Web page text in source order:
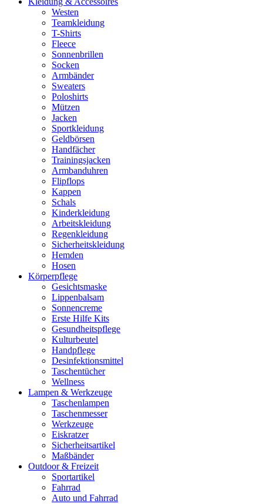
Westen
Teamkleidung
T-Shirts
Fleece
Sonnenbrillen
Socken
Armbänder
Sweaters
Poloshirts
Mützen
Jacken
Sportkleidung
Geldbörsen
Handfächer
Trainingsjacken
Armbanduhren
Flipflops
Kappen
Schals
Kinderkleidung
Arbeitskleidung
Regenkleidung
Sicherheitskleidung
Hemden
Hosen
Körperpflege
Gesichtsmaske
Lippenbalsam
Sonnencreme
Erste Hilfe Kits
Gesundheitspflege
Kulturbeutel
Handpflege
Desinfektionsmittel
Taschentücher
Wellness
Lampen & Werkzeuge
Taschenlampen
Taschenmesser
Werkzeuge
Eiskratzer
Sicherheitsartikel
Maßbänder
Outdoor & Freizeit
Sportartikel
Fahrrad
Auto und Fahrrad